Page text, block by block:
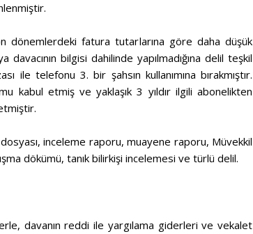
dönemlerdeki fatura tutarlarına göre daha düşük
bilgisi dahilinde yapılmadığına delil teşkil
ile telefonu 3. bir şahsın kullanımına bırakmıştır.
kabul etmiş ve yaklaşık 3 yıldır ilgili abonelikten
inceleme raporu, muayene raporu, Müvekkil
dökümü, tanık bilirkişi incelemesi ve türlü delil.
davanın reddi ile yargılama giderleri ve vekalet